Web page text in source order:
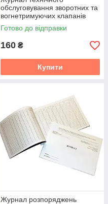
обслуговування зворотних та
вогнетримуючих клапанів
системи вентиляції
Готово до відправки
160 ₴
Купити
Журнал розпоряджень